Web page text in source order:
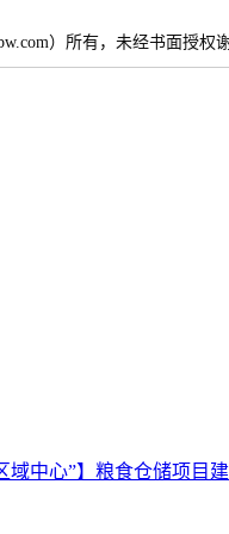
）所有，未经书面授权
域中心”】粮食仓储项目